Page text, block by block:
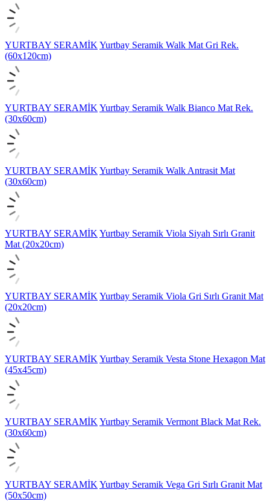
YURTBAY SERAMİK Yurtbay Seramik Walk Mat Gri Rek.
(60x120cm)
YURTBAY SERAMİK Yurtbay Seramik Walk Bianco Mat Rek.
(30x60cm)
YURTBAY SERAMİK Yurtbay Seramik Walk Antrasit Mat
(30x60cm)
YURTBAY SERAMİK Yurtbay Seramik Viola Siyah Sırlı Granit
Mat (20x20cm)
YURTBAY SERAMİK Yurtbay Seramik Viola Gri Sırlı Granit Mat
(20x20cm)
YURTBAY SERAMİK Yurtbay Seramik Vesta Stone Hexagon Mat
(45x45cm)
YURTBAY SERAMİK Yurtbay Seramik Vermont Black Mat Rek.
(30x60cm)
YURTBAY SERAMİK Yurtbay Seramik Vega Gri Sırlı Granit Mat
(50x50cm)